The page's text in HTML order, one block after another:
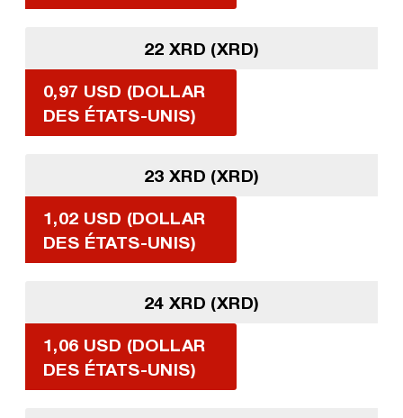
22 XRD (XRD)
0,97 USD (DOLLAR
DES ÉTATS-UNIS)
23 XRD (XRD)
1,02 USD (DOLLAR
DES ÉTATS-UNIS)
24 XRD (XRD)
1,06 USD (DOLLAR
DES ÉTATS-UNIS)